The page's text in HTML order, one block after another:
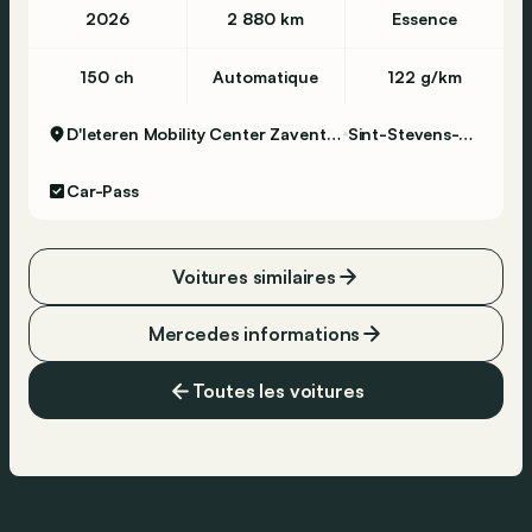
Convient pour une charge rapide: oui
kW
(10%-80%): 19 minutes
Environnement
Label énergétique: A
2026 2 880 km Essence
150 ch Automatique 122 g/km
D'Ieteren Mobility Center Zaventem - Skoda Sint-Stevens-Woluwe
Car-Pass
Toutes les voitures
Mercedes informations
Voitures similaires